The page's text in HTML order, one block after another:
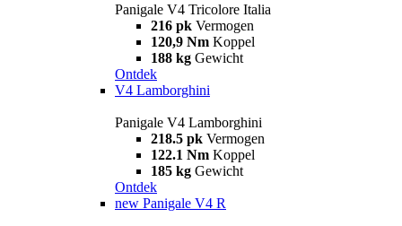
Panigale V4 Tricolore Italia
216 pk Vermogen
120,9 Nm Koppel
188 kg Gewicht
Ontdek
V4 Lamborghini
Panigale V4 Lamborghini
218.5 pk Vermogen
122.1 Nm Koppel
185 kg Gewicht
Ontdek
new Panigale V4 R